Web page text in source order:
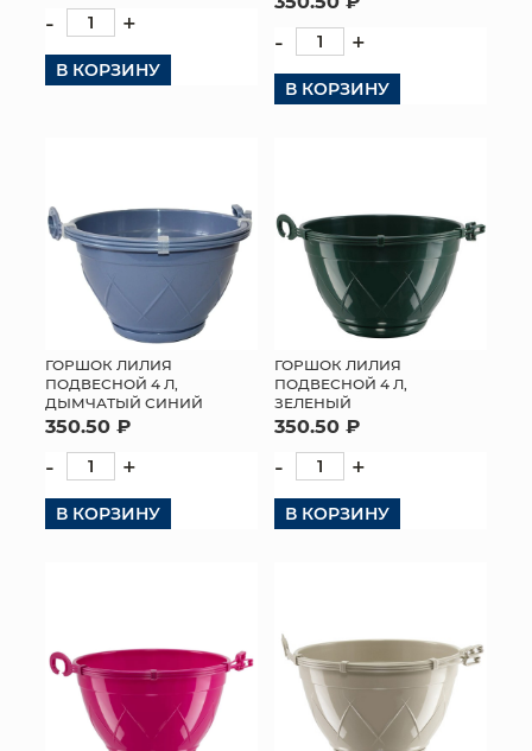
- +
В КОРЗИНУ
- +
В КОРЗИНУ
ГОРШОК ЛИЛИЯ
ПОДВЕСНОЙ 4 Л,
ДЫМЧАТЫЙ СИНИЙ
350.50 ₽
- +
В КОРЗИНУ
ГОРШОК ЛИЛИЯ
ПОДВЕСНОЙ 4 Л,
ЗЕЛЕНЫЙ
350.50 ₽
- +
В КОРЗИНУ